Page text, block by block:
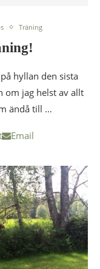
Träning
hyllan den sista
om jag helst av allt
ändå till …
Email